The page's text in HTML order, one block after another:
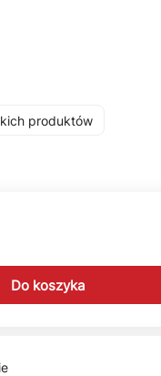
produktów
Do koszyka